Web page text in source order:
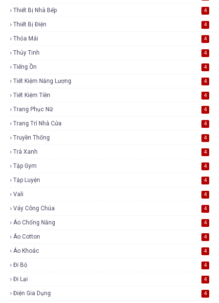
Thiết Bị Nhà Bếp 4
Thiết Bị Điện 4
Thỏa Mái 4
Thủy Tinh 4
Tiếng Ồn 4
Tiết Kiệm Năng Lượng 4
Tiết Kiệm Tiền 4
Trang Phục Nữ 4
Trang Trí Nhà Cửa 4
Truyền Thống 4
Trà Xanh 4
Tập Gym 4
Tập Luyện 4
Vali 4
Váy Công Chúa 4
Áo Chống Nắng 4
Áo Cotton 4
Áo Khoác 4
Đi Bộ 4
Đi Lại 4
Điện Gia Dụng 4